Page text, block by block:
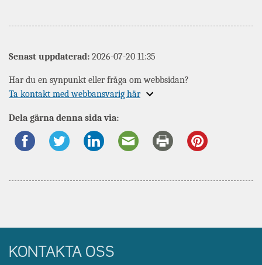
Senast uppdaterad: 2026-07-20 11:35
Har du en synpunkt eller fråga om webbsidan?
Expandera
om
Ta kontakt med webbansvarig här
Dela gärna denna sida via:
KONTAKTA OSS